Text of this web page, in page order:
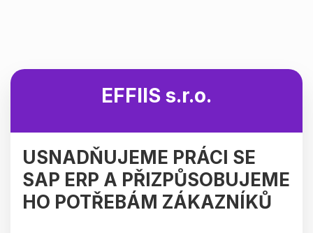
EFFIIS s.r.o.
USNADŇUJEME PRÁCI SE
SAP ERP A PŘIZPŮSOBUJEME
HO POTŘEBÁM ZÁKAZNÍKŮ